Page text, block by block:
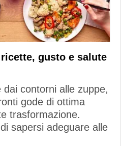
gusto e salute
contorni alle zuppe,
gode di ottima
trasformazione.
sapersi adeguare alle